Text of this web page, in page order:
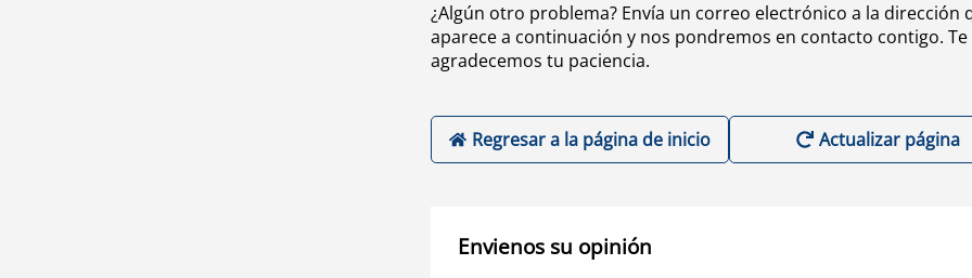
¿Algún otro problema? Envía un correo electrónico a la dirección
aparece a continuación y nos pondremos en contacto contigo. Te
agradecemos tu paciencia.
Regresar a la página de inicio Actualizar página
Envienos su opinión